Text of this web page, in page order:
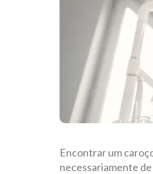
Encontrar um
necessariamente